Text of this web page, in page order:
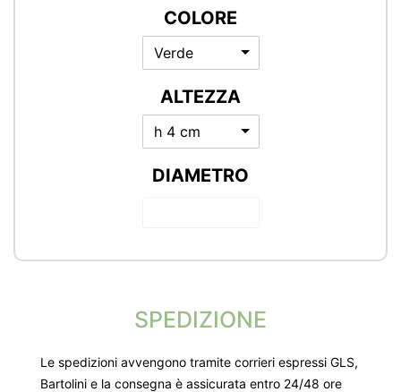
COLORE
Verde
ALTEZZA
h 4 cm
DIAMETRO
SPEDIZIONE
Le spedizioni avvengono tramite corrieri espressi GLS,
Bartolini e la consegna è assicurata entro 24/48 ore